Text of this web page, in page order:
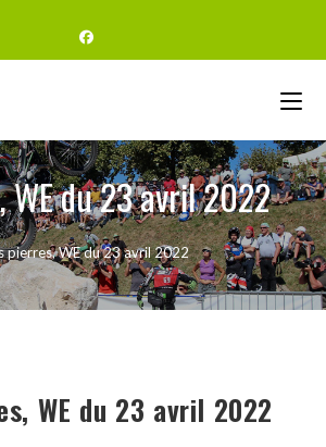
WE du 23 avril 2022
pierres, WE du 23 avril 2022
WE du 23 avril 2022